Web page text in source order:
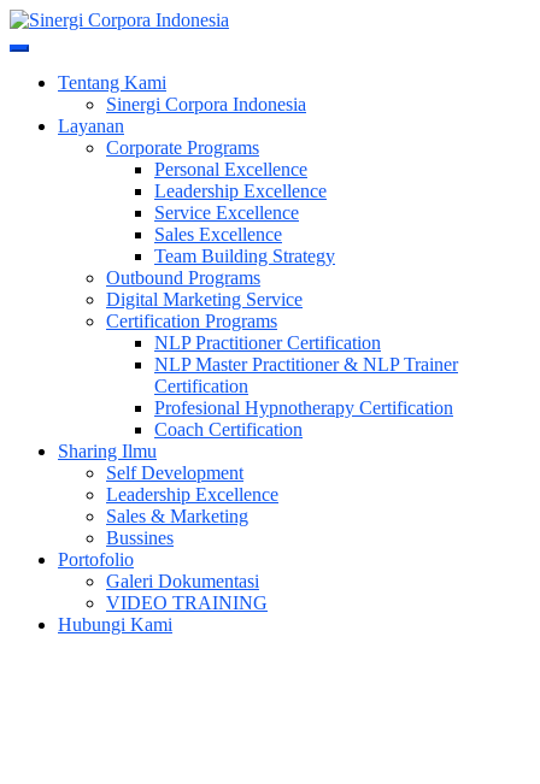
Skip
to
Sinergi Corpora Indonesia
Tentang Kami
Sinergi Corpora Indonesia
Layanan
Corporate Programs
Personal Excellence
Leadership Excellence
Service Excellence
Sales Excellence
Team Building Strategy
Outbound Programs
Digital Marketing Service
Certification Programs
NLP Practitioner Certification
NLP Master Practitioner & NLP Trainer
Certification
Profesional Hypnotherapy Certification
Coach Certification
Sharing Ilmu
Self Development
Leadership Excellence
Sales & Marketing
Bussines
Portofolio
Galeri Dokumentasi
VIDEO TRAINING
Hubungi Kami